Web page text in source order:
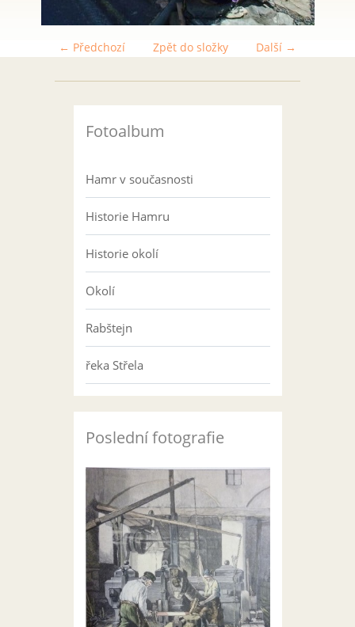
← Předchozí Další →
Zpět do složky
Fotoalbum
Hamr v současnosti
Historie Hamru
Historie okolí
Okolí
Rabštejn
řeka Střela
Poslední fotografie